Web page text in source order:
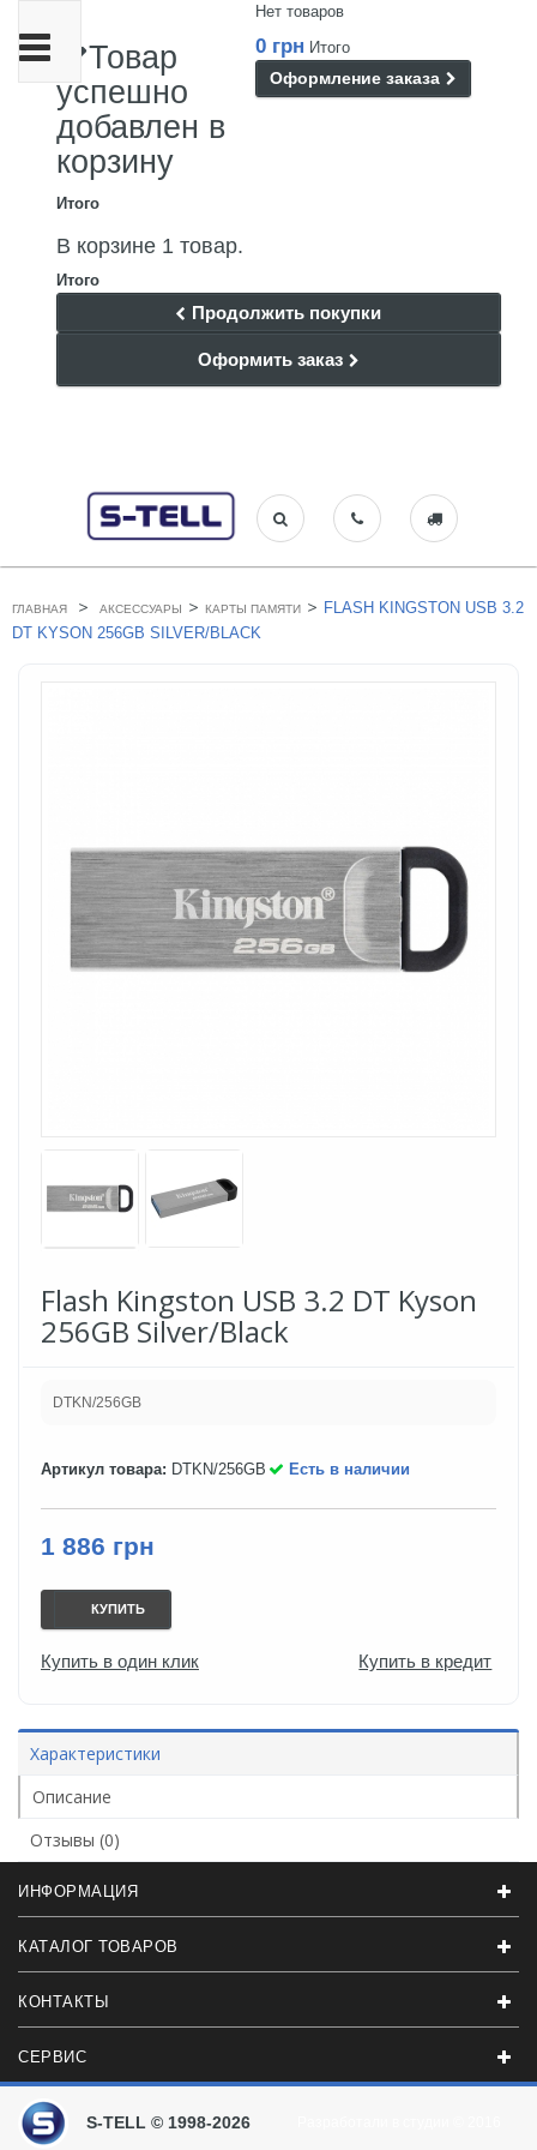
Нет товаров
0 грн Итого
Оформление заказа
Товар
успешно
добавлен в
корзину
Итого
В корзине 1 товар.
Итого
Продолжить покупки
Оформить заказ
Переключить
навигации
ГЛАВНАЯ > АКСЕССУАРЫ > КАРТЫ ПАМЯТИ > FLASH KINGSTON USB 3.2
DT KYSON 256GB SILVER/BLACK
Flash Kingston USB 3.2 DT Kyson
256GB Silver/Black
DTKN/256GB
Артикул товара: DTKN/256GB Есть в наличии
1 886 грн
КУПИТЬ
Купить в один клик Купить в кредит
Характеристики
Описание
Отзывы (0)
ИНФОРМАЦИЯ
КАТАЛОГ ТОВАРОВ
КОНТАКТЫ
СЕРВИС
S-TELL © 1998-2026